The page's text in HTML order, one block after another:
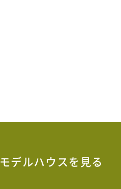
モデルハウスを見る